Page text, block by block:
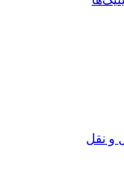
و نقل